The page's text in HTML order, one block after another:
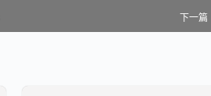
下一篇